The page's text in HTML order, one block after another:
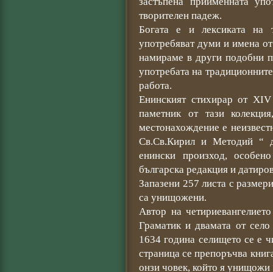
творителен падеж.
Богата е и лексиката на
употребяват думи и имена
намираме в други подобни
употребата на
работа.
Енинският стихирар от
паметник от тази
местонахождение е
Св.Св.Кирил и Методий “
енински произход,
българска редакция и
Запазени 257 листа с
са унищожени.
Автор на
Граматик и двамата от
1634 година селището се е
страница се препоръчва
онзи човек, който я унищожи